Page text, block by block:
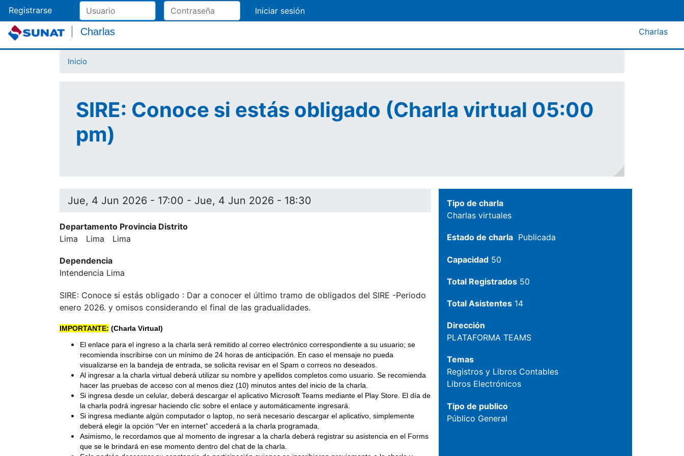
al
Registrarse
Charlas Charlas
Inicio
SIRE: Conoce si estás obligado (Charla virtual 05:00
pm)
Jue, 4 Jun 2026 - 17:00 - Jue, 4 Jun 2026 - 18:30
Departamento Provincia Distrito
Lima
Lima Lima
Dependencia
Intendencia Lima
SIRE: Conoce si estás obligado : Dar a conocer el último tramo de obligados del SIRE -Periodo
enero 2026. y omisos considerando el final de las gradualidades.
IMPORTANTE: (Charla Virtual)
El enlace para el ingreso a la charla será remitido al correo electrónico correspondiente a su usuario; se
recomienda inscribirse con un mínimo de 24 horas de anticipación. En caso el mensaje no pueda
visualizarse en la bandeja de entrada, se solicita revisar en el Spam o correos no deseados.
Al ingresar a la charla virtual deberá utilizar su nombre y apellidos completos como usuario. Se recomienda
hacer las pruebas de acceso con al menos diez (10) minutos antes del inicio de la charla.
Si ingresa desde un celular, deberá descargar el aplicativo Microsoft Teams mediante el Play Store. El día de
la charla podrá ingresar haciendo clic sobre el enlace y automáticamente ingresará.
Si ingresa mediante algún computador o laptop, no será necesario descargar el aplicativo, simplemente
deberá elegir la opción “Ver en internet” accederá a la charla programada.
Asimismo, le recordamos que al momento de ingresar a la charla deberá registrar su asistencia en el Forms
que se le brindará en ese momento dentro del chat de la charla.
Tipo de charla
Charlas virtuales
Estado de charla Publicada
Capacidad 50
Total Registrados 50
Total Asistentes 14
Dirección
PLATAFORMA TEAMS
Temas
Registros y Libros Contables
Libros Electrónicos
Tipo de publico
Público General